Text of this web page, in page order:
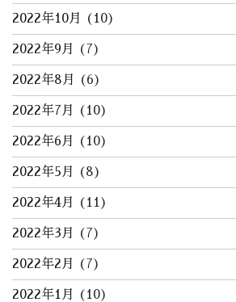
2022年10月 (10)
2022年9月 (7)
2022年8月 (6)
2022年7月 (10)
2022年6月 (10)
2022年5月 (8)
2022年4月 (11)
2022年3月 (7)
2022年2月 (7)
2022年1月 (10)